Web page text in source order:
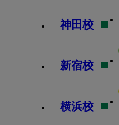
神田校
新宿校
横浜校